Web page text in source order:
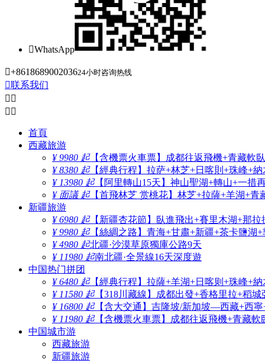
WhatsApp
+861868900203624小时咨询热线
联系我们
 
 
首頁
西藏旅游
¥ 9980 起【含機票火車票】成都往返飛機+青藏軟
¥ 8380 起【經典行程】拉萨+林芝+日喀則+珠峰+納
¥ 13980 起【阿里轉山15天】神山聖湖+轉山+一措
¥ 面議 起【首飛林芝 赏桃花】林芝+拉薩+羊湖+青
新疆旅游
¥ 6980 起【新疆杏花節】臥進飛出+賽里木湖+那
¥ 9980 起【絲綢之路】青海+甘肅+新疆+茶卡鹽湖
¥ 4980 起北疆·沙漠草原獨庫公路9天
¥ 11980 起南北疆·全景線16天深度遊
中国热门拼团
¥ 6480 起【經典行程】拉薩+羊湖+日喀则+珠峰+
¥ 11580 起【318川藏線】成都出發+香格里拉+稻
¥ 16800 起【含大交通】吉隆坡/新加坡—西藏+西寧
¥ 11980 起【含機票火車票】成都往返飛機+青藏
中国城市游
西藏旅游
新疆旅游